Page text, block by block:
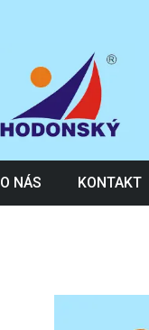
O NÁS KONTAKT